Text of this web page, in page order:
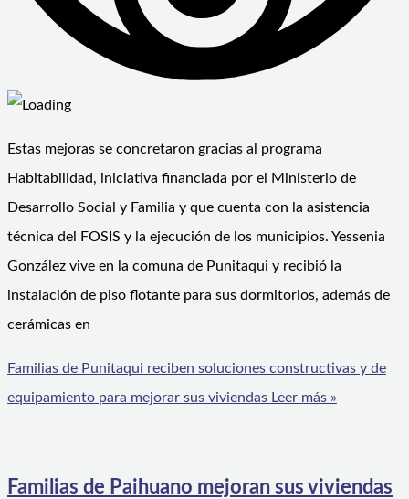
Estas mejoras se concretaron gracias al programa
Habitabilidad, iniciativa financiada por el Ministerio de
Desarrollo Social y Familia y que cuenta con la asistencia
técnica del FOSIS y la ejecución de los municipios. Yessenia
González vive en la comuna de Punitaqui y recibió la
instalación de piso flotante para sus dormitorios, además de
cerámicas en
Familias de Punitaqui reciben soluciones constructivas y de
equipamiento para mejorar sus viviendas Leer más »
Familias de Paihuano mejoran sus viviendas